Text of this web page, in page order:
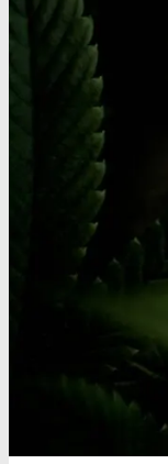
GHB/Hætter
Ketamin
Ketamin
MCPP test
Opiater
THC/
Cannabinoider